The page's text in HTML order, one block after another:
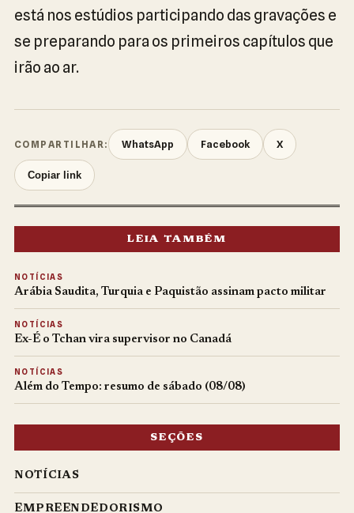
está nos estúdios participando das gravações e
se preparando para os primeiros capítulos que
irão ao ar.
COMPARTILHAR: WhatsApp Facebook X
Copiar link
LEIA TAMBÉM
NOTÍCIAS
Arábia Saudita, Turquia e Paquistão assinam pacto militar
NOTÍCIAS
Ex-É o Tchan vira supervisor no Canadá
NOTÍCIAS
Além do Tempo: resumo de sábado (08/08)
SEÇÕES
NOTÍCIAS
EMPREENDEDORISMO